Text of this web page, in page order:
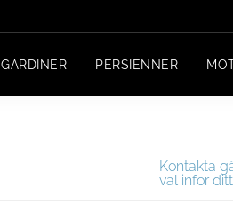
GARDINER PERSIENNER
Kontakta
val inför